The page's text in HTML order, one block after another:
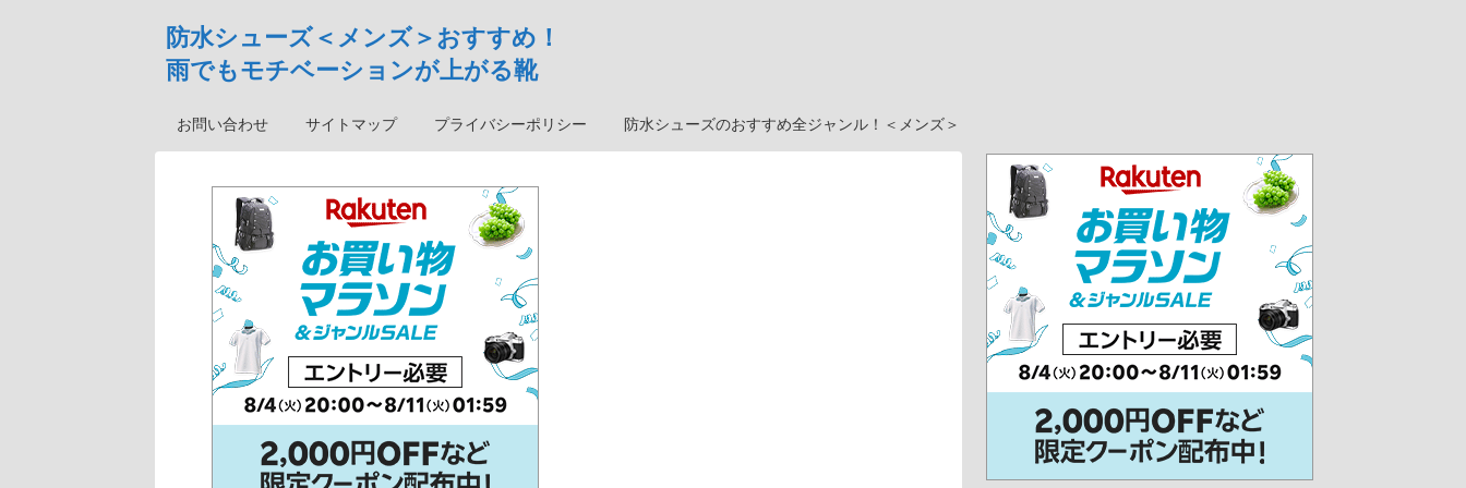
防水シューズ＜メンズ＞おすすめ！
雨でもモチベーションが上がる靴
お問い合わせ サイトマップ プライバシーポリシー 防水シューズのおすすめ全ジャンル！＜メンズ＞